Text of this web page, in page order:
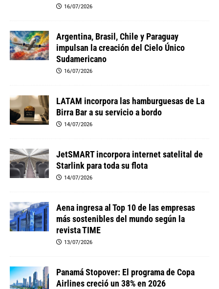
16/07/2026
Argentina, Brasil, Chile y Paraguay
impulsan la creación del Cielo Único
Sudamericano
16/07/2026
LATAM incorpora las hamburguesas de La
Birra Bar a su servicio a bordo
14/07/2026
JetSMART incorpora internet satelital de
Starlink para toda su flota
14/07/2026
Aena ingresa al Top 10 de las empresas
más sostenibles del mundo según la
revista TIME
13/07/2026
Panamá Stopover: El programa de Copa
Airlines creció un 38% en 2026